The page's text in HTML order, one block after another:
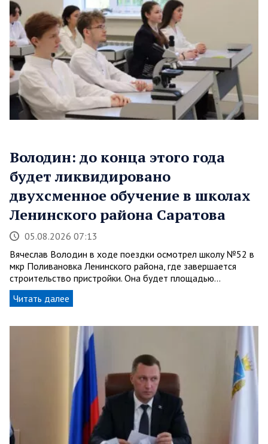
Володин: до конца этого года
будет ликвидировано
двухсменное обучение в школах
Ленинского района Саратова
05.08.2026 07:13
Вячеслав Володин в ходе поездки осмотрел школу №52 в
мкр Поливановка Ленинского района, где завершается
строительство пристройки. Она будет площадью…
Читать далее